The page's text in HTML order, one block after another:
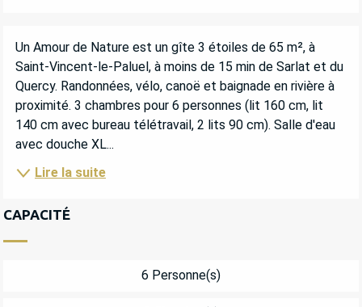
DESCRIPTION
Un Amour de Nature est un gîte 3 étoiles de 65 m², à
Saint-Vincent-le-Paluel, à moins de 15 min de Sarlat et du
Quercy. Randonnées, vélo, canoë et baignade en rivière à
proximité. 3 chambres pour 6 personnes (lit 160 cm, lit
140 cm avec bureau télétravail, 2 lits 90 cm). Salle d'eau
avec douche XL...
Lire la suite
CAPACITÉ
6 Personne(s)